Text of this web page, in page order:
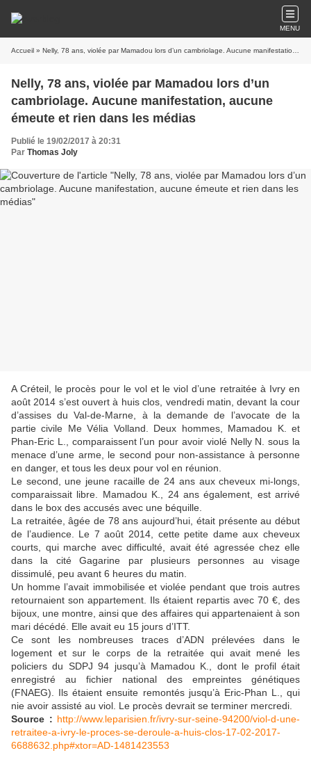
MENU
Accueil » Nelly, 78 ans, violée par Mamadou lors d’un cambriolage. Aucune manifestation, aucune émeute et rien dans les médias
Nelly, 78 ans, violée par Mamadou lors d’un
cambriolage. Aucune manifestation, aucune
émeute et rien dans les médias
Publié le 19/02/2017 à 20:31
Par Thomas Joly
A Créteil, le procès pour le vol et le viol d’une retraitée à Ivry en
août 2014 s’est ouvert à huis clos, vendredi matin, devant la cour
d’assises du Val-de-Marne, à la demande de l’avocate de la
partie civile Me Vélia Volland. Deux hommes, Mamadou K. et
Phan-Eric L., comparaissent l’un pour avoir violé Nelly N. sous la
menace d’une arme, le second pour non-assistance à personne
en danger, et tous les deux pour vol en réunion.
Le second, une jeune racaille de 24 ans aux cheveux mi-longs,
comparaissait libre. Mamadou K., 24 ans également, est arrivé
dans le box des accusés avec une béquille.
La retraitée, âgée de 78 ans aujourd’hui, était présente au début
de l’audience. Le 7 août 2014, cette petite dame aux cheveux
courts, qui marche avec difficulté, avait été agressée chez elle
dans la cité Gagarine par plusieurs personnes au visage
dissimulé, peu avant 6 heures du matin.
Un homme l’avait immobilisée et violée pendant que trois autres
retournaient son appartement. Ils étaient repartis avec 70 €, des
bijoux, une montre, ainsi que des affaires qui appartenaient à son
mari décédé. Elle avait eu 15 jours d’ITT.
Ce sont les nombreuses traces d’ADN prélevées dans le
logement et sur le corps de la retraitée qui avait mené les
policiers du SDPJ 94 jusqu’à Mamadou K., dont le profil était
enregistré au fichier national des empreintes génétiques
(FNAEG). Ils étaient ensuite remontés jusqu’à Eric-Phan L., qui
nie avoir assisté au viol. Le procès devrait se terminer mercredi.
Source : http://www.leparisien.fr/ivry-sur-seine-94200/viol-d-une-
retraitee-a-ivry-le-proces-se-deroule-a-huis-clos-17-02-2017-
6688632.php#xtor=AD-1481423553